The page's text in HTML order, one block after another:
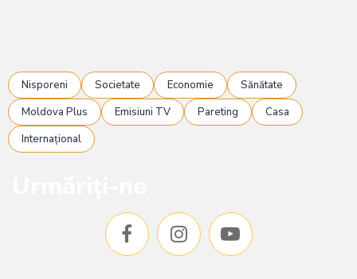
Nisporeni Societate Economie
Sănătate
Moldova Plus
Emisiuni TV Pareting
Casa
Internațional